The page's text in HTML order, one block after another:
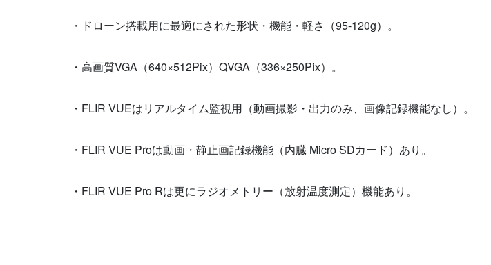
・ドローン搭載用に最適にされた形状・機能・軽さ（95-120g）。
・高画質VGA（640×512Pix）QVGA（336×250Pix）。
・FLIR VUEはリアルタイム監視用（動画撮影・出力のみ、画像記録機能なし）。
・FLIR VUE Proは動画・静止画記録機能（内臓 Micro SDカード）あり。
・FLIR VUE Pro Rは更にラジオメトリー（放射温度測定）機能あり。